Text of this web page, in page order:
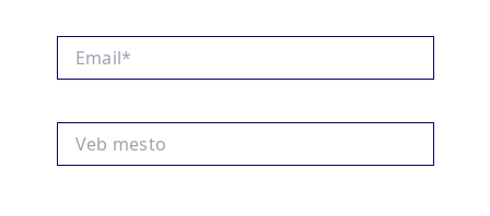
mesto